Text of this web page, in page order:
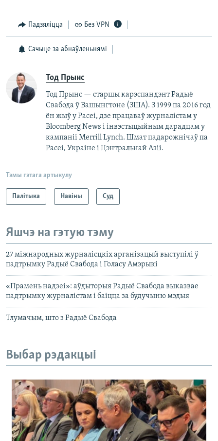
Падзяліцца Без VPN
Сачыце за абнаўленьнямі
Тод Прынс
Тод Прынс — старшы карэспандэнт Радыё
Свабода ў Вашынгтоне (ЗША). З 1999 па 2016 год
ён жыў у Расеі, дзе працаваў журналістам у
Bloomberg News і інвэстыцыйным дарадцам у
кампаніі Merrill Lynch. Шмат падарожнічаў па
Расеі, Украіне і Цэнтральнай Азіі.
Тэмы гэтага артыкулу
Палітыка Навіны Суд
Яшчэ на гэтую тэму
27 міжнародных журналісцкіх арганізацый выступілі ў
падтрымку Радыё Свабода і Голасу Амэрыкі
«Прамень надзеі»: аўдыторыя Радыё Свабода выказвае
падтрымку журналістам і баіцца за будучыню мэдыя
Тлумачым, што з Радыё Свабода
Выбар рэдакцыі